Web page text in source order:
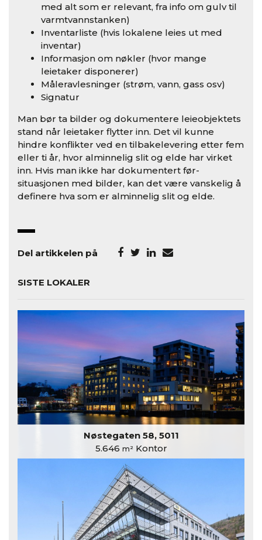
med alt som er relevant, fra info om gulv til
varmtvannstanken)
Inventarliste (hvis lokalene leies ut med
inventar)
Informasjon om nøkler (hvor mange
leietaker disponerer)
Måleravlesninger (strøm, vann, gass osv)
Signatur
Man bør ta bilder og dokumentere leieobjektets
stand når leietaker flytter inn. Det vil kunne
hindre konflikter ved en tilbakelevering etter fem
eller ti år, hvor alminnelig slit og elde har virket
inn. Hvis man ikke har dokumentert før-
situasjonen med bilder, kan det være vanskelig å
definere hva som er alminnelig slit og elde.
Del artikkelen på
SISTE LOKALER
Nøstegaten 58, 5011
5.646 m²Kontor